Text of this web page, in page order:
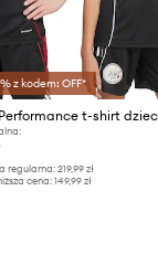
z kodem: OFF*
regularna: 219,99 zł
cena: 149,99 zł